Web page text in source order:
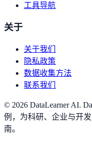
工具导航
关于
关于我们
隐私政策
数据收集方法
联系我们
© 2026 DataLearner AI.
例，为科研、企业与开
南。